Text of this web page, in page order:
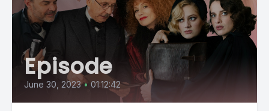
Episode
June 30, 2023 • 01:12:42